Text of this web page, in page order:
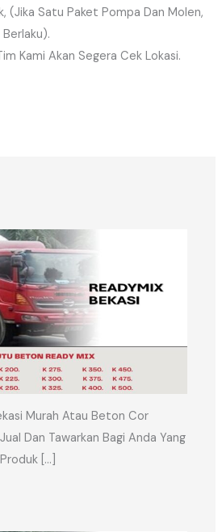
(jika Satu Paket Pompa Dan Molen,
Kami Akan Segera Cek Lokasi.
Murah Atau Beton Cor
Dan Tawarkan Bagi Anda Yang
[…]